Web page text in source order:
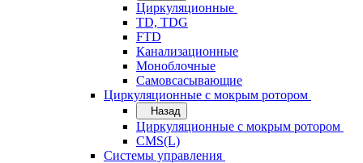
Циркуляционные
TD, TDG
FTD
Канализационные
Моноблочные
Самовсасывающие
Циркуляционные с мокрым ротором
Назад
Циркуляционные с мокрым ротором
CMS(L)
Системы управления